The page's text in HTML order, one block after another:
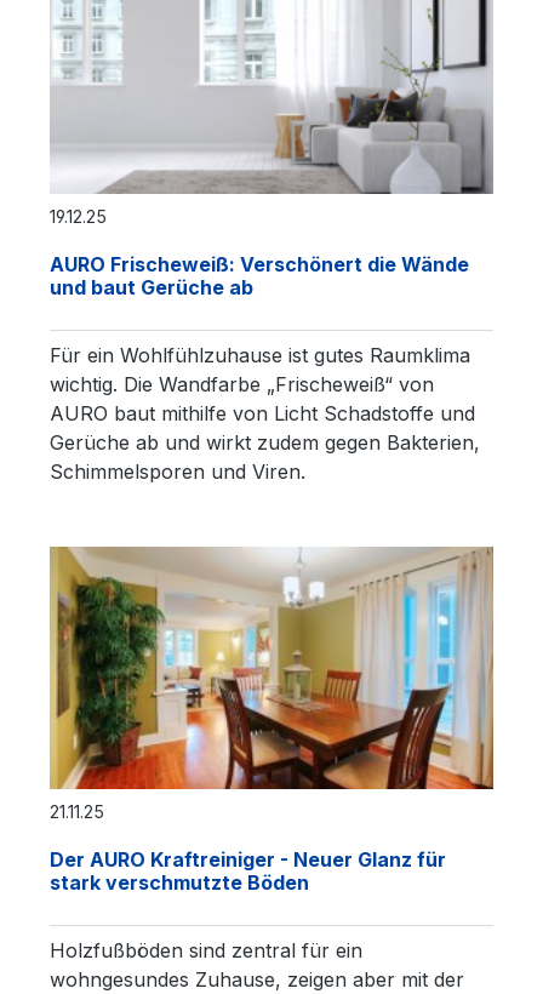
19.12.25
AURO Frischeweiß: Verschönert die Wände
und baut Gerüche ab
Für ein Wohlfühlzuhause ist gutes Raumklima
wichtig. Die Wandfarbe „Frischeweiß“ von
AURO baut mithilfe von Licht Schadstoffe und
Gerüche ab und wirkt zudem gegen Bakterien,
Schimmelsporen und Viren.
21.11.25
Der AURO Kraftreiniger - Neuer Glanz für
stark verschmutzte Böden
Holzfußböden sind zentral für ein
wohngesundes Zuhause, zeigen aber mit der